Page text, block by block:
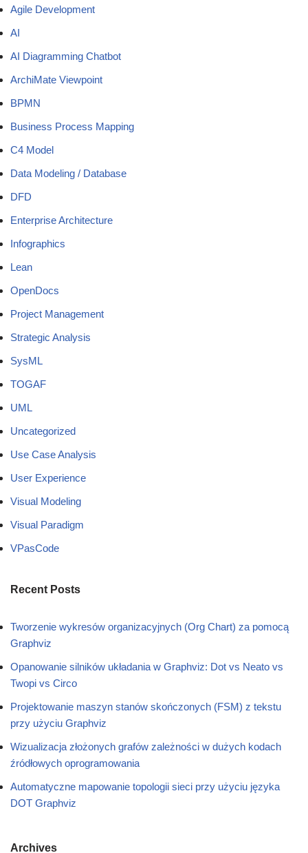
Agile Development
AI
AI Diagramming Chatbot
ArchiMate Viewpoint
BPMN
Business Process Mapping
C4 Model
Data Modeling / Database
DFD
Enterprise Architecture
Infographics
Lean
OpenDocs
Project Management
Strategic Analysis
SysML
TOGAF
UML
Uncategorized
Use Case Analysis
User Experience
Visual Modeling
Visual Paradigm
VPasCode
Recent Posts
Tworzenie wykresów organizacyjnych (Org Chart) za pomocą
Graphviz
Opanowanie silników układania w Graphviz: Dot vs Neato vs
Twopi vs Circo
Projektowanie maszyn stanów skończonych (FSM) z tekstu
przy użyciu Graphviz
Wizualizacja złożonych grafów zależności w dużych kodach
źródłowych oprogramowania
Automatyczne mapowanie topologii sieci przy użyciu języka
DOT Graphviz
Archives